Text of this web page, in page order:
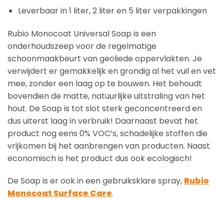
Leverbaar in 1 liter, 2 liter en 5 liter verpakkingen
Rubio Monocoat Universal Soap is een
onderhoudszeep voor de regelmatige
schoonmaakbeurt van geoliede oppervlakten. Je
verwijdert er gemakkelijk en grondig al het vuil en vet
mee, zonder een laag op te bouwen. Het behoudt
bovendien de matte, natuurlijke uitstraling van het
hout. De Soap is tot slot sterk geconcentreerd en
dus uiterst laag in verbruik! Daarnaast bevat het
product nog eens 0% VOC’s, schadelijke stoffen die
vrijkomen bij het aanbrengen van producten. Naast
economisch is het product dus ook ecologisch!
De Soap is er ook in een gebruiksklare spray, Rubio
Monocoat Surface Care.